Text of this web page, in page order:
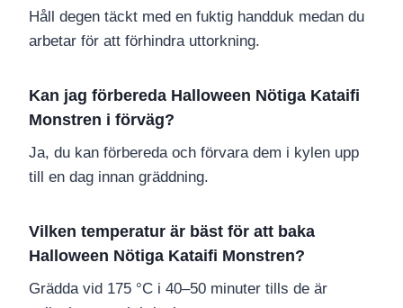
Håll degen täckt med en fuktig handduk medan du
arbetar för att förhindra uttorkning.
Kan jag förbereda Halloween Nötiga Kataifi
Monstren i förväg?
Ja, du kan förbereda och förvara dem i kylen upp
till en dag innan gräddning.
Vilken temperatur är bäst för att baka
Halloween Nötiga Kataifi Monstren?
Grädda vid 175 °C i 40–50 minuter tills de är